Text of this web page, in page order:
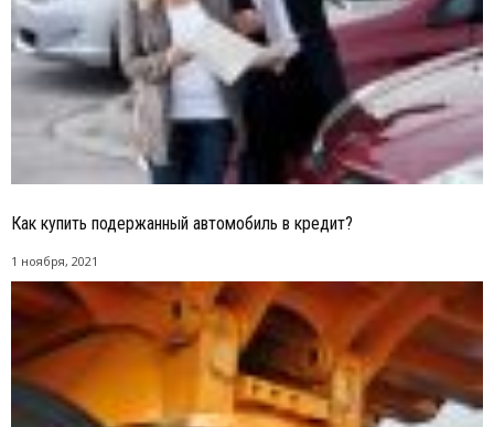
Как купить подержанный автомобиль в кредит?
1 ноября, 2021